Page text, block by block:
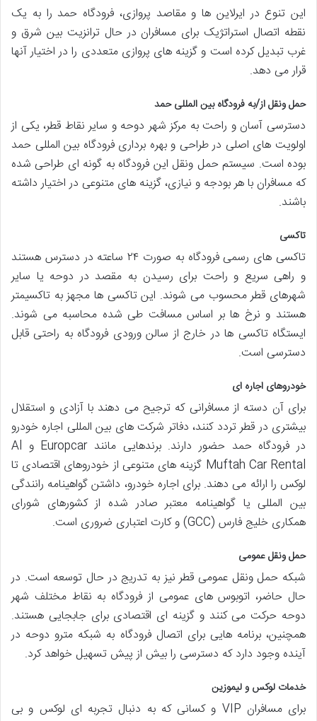
این تنوع در ایرلاین ها و مقاصد پروازی، فرودگاه حمد را به یک
نقطه اتصال استراتژیک برای مسافران در حال ترانزیت بین شرق و
غرب تبدیل کرده است و گزینه های پروازی متعددی را در اختیار آنها
قرار می دهد.
حمل ونقل از/به فرودگاه بین المللی حمد
دسترسی آسان و راحت به مرکز شهر دوحه و سایر نقاط قطر، یکی از
اولویت های اصلی در طراحی و بهره برداری فرودگاه بین المللی حمد
بوده است. سیستم حمل ونقل این فرودگاه به گونه ای طراحی شده
که مسافران با هر بودجه و نیازی، گزینه های متنوعی در اختیار داشته
باشند.
تاکسی
تاکسی های رسمی فرودگاه به صورت ۲۴ ساعته در دسترس هستند
و راهی سریع و راحت برای رسیدن به مقصد در دوحه یا سایر
شهرهای قطر محسوب می شوند. این تاکسی ها مجهز به تاکسیمتر
هستند و نرخ ها بر اساس مسافت طی شده محاسبه می شوند.
ایستگاه تاکسی ها در خارج از سالن ورودی فرودگاه به راحتی قابل
دسترسی است.
خودروهای اجاره ای
برای آن دسته از مسافرانی که ترجیح می دهند با آزادی و استقلال
بیشتری در قطر تردد کنند، دفاتر شرکت های بین المللی اجاره خودرو
در فرودگاه حمد حضور دارند. برندهایی مانند Europcar و Al
Muftah Car Rental گزینه های متنوعی از خودروهای اقتصادی تا
لوکس را ارائه می دهند. برای اجاره خودرو، داشتن گواهینامه رانندگی
بین المللی یا گواهینامه معتبر صادر شده از کشورهای شورای
همکاری خلیج فارس (GCC) و کارت اعتباری ضروری است.
حمل ونقل عمومی
شبکه حمل ونقل عمومی قطر نیز به تدریج در حال توسعه است. در
حال حاضر، اتوبوس های عمومی از فرودگاه به نقاط مختلف شهر
دوحه حرکت می کنند و گزینه ای اقتصادی برای جابجایی هستند.
همچنین، برنامه هایی برای اتصال فرودگاه به شبکه مترو دوحه در
آینده وجود دارد که دسترسی را بیش از پیش تسهیل خواهد کرد.
خدمات لوکس و لیموزین
برای مسافران VIP و کسانی که به دنبال تجربه ای لوکس و بی